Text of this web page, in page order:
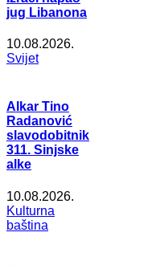
jug Libanona
10.08.2026.
Svijet
Alkar Tino
Radanović
slavodobitnik
311. Sinjske
alke
10.08.2026.
Kulturna
baština